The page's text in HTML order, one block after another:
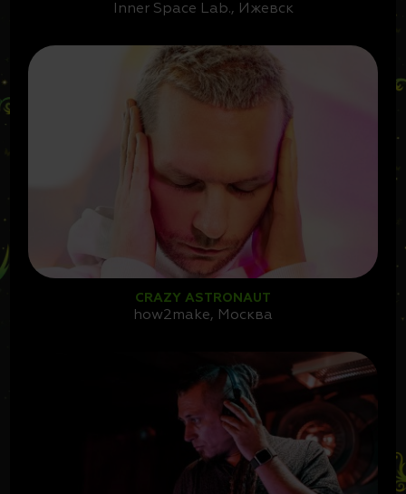
Inner Space Lab., Ижевск
CRAZY ASTRONAUT
how2make, Москва